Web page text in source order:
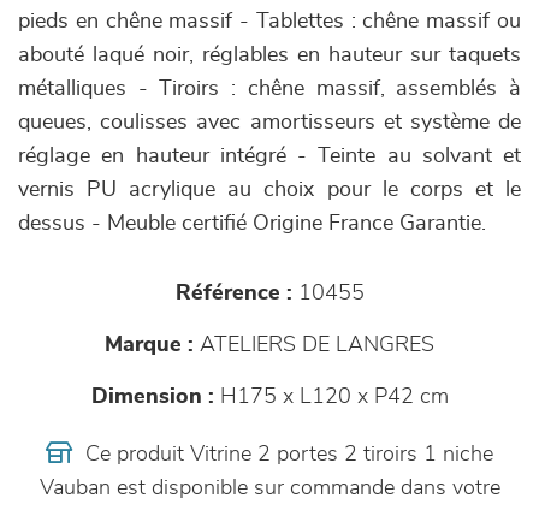
pieds en chêne massif - Tablettes : chêne massif ou
abouté laqué noir, réglables en hauteur sur taquets
métalliques - Tiroirs : chêne massif, assemblés à
queues, coulisses avec amortisseurs et système de
réglage en hauteur intégré - Teinte au solvant et
vernis PU acrylique au choix pour le corps et le
dessus - Meuble certifié Origine France Garantie.
Référence : 10455
Marque : ATELIERS DE LANGRES
Dimension : H175 x L120 x P42 cm
Ce produit Vitrine 2 portes 2 tiroirs 1 niche
Vauban est disponible sur commande dans votre